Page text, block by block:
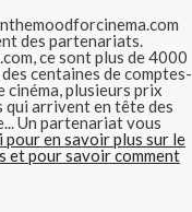
des partenariats.
ce sont plus de 4000
centaines de comptes-
cinéma, plusieurs prix
qui arrivent en tête des
Un partenariat vous
pour en savoir plus sur le
et pour savoir comment